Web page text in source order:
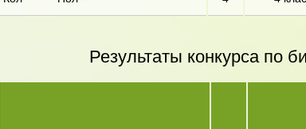
Результаты конкурса по